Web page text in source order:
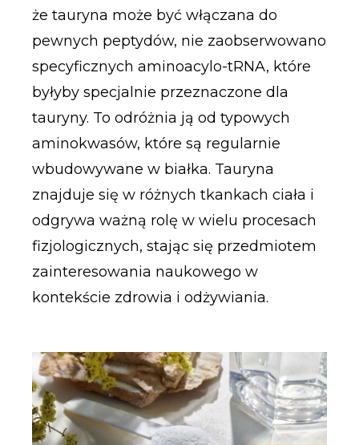
że tauryna może być włączana do
pewnych peptydów, nie zaobserwowano
specyficznych aminoacylo-tRNA, które
byłyby specjalnie przeznaczone dla
tauryny. To odróżnia ją od typowych
aminokwasów, które są regularnie
wbudowywane w białka. Tauryna
znajduje się w różnych tkankach ciała i
odgrywa ważną rolę w wielu procesach
fizjologicznych, stając się przedmiotem
zainteresowania naukowego w
kontekście zdrowia i odżywiania.